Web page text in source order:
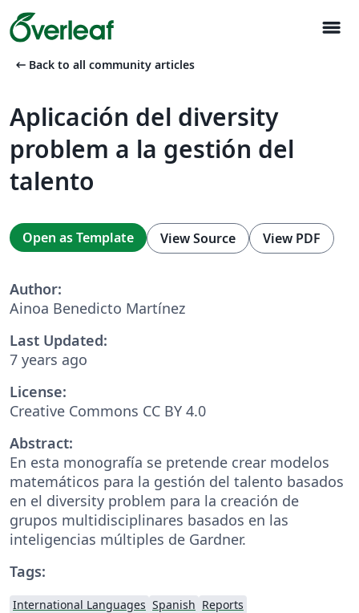
menu
arrow_left_alt Back to all community articles
Aplicación del diversity
problem a la gestión del
talento
Open as Template View Source View PDF
Author:
Ainoa Benedicto Martínez
Last Updated:
7 years ago
License:
Creative Commons CC BY 4.0
Abstract:
En esta monografía se pretende crear modelos
matemáticos para la gestión del talento basados
en el diversity problem para la creación de
grupos multidisciplinares basados en las
inteligencias múltiples de Gardner.
Tags:
International Languages Spanish Reports